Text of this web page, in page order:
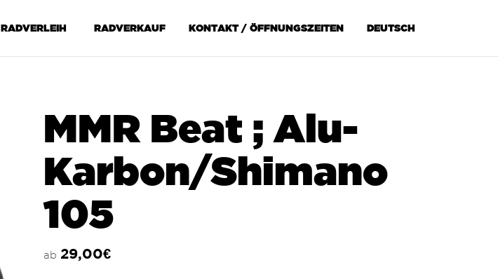
content
RADVERLEIH RADVERKAUF KONTAKT / ÖFFNUNGSZEITEN DEUTSCH
MMR Beat ; Alu-
Karbon/Shimano
105
ab 29,00€